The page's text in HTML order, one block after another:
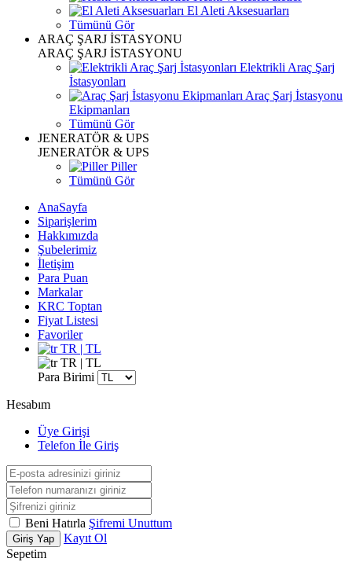
El Aleti Aksesuarları
Tümünü Gör
ARAÇ ŞARJ İSTASYONU
ARAÇ ŞARJ İSTASYONU
Elektrikli Araç Şarj
İstasyonları
Araç Şarj İstasyonu
Ekipmanları
Tümünü Gör
JENERATÖR & UPS
JENERATÖR & UPS
Piller
Tümünü Gör
AnaSayfa
Siparişlerim
Hakkımızda
Şubelerimiz
İletişim
Para Puan
Markalar
KRC Toptan
Fiyat Listesi
Favoriler
TR | TL
TR | TL
Para Birimi
Hesabım
Üye Girişi
Telefon İle Giriş
Beni Hatırla Şifremi Unuttum
Giriş Yap
Kayıt Ol
Sepetim